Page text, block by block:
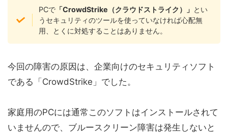
PCで 「CrowdStrike（クラウドストライク）」 とい
うセキュリティのツールを使っていなければ心配無
用、とくに対処することはありません。
今回の障害の原因は、企業向けのセキュリティソフト
である「CrowdStrike」でした。
家庭用のPCには通常このソフトはインストールされて
いませんので、ブルースクリーン障害は発生しないと